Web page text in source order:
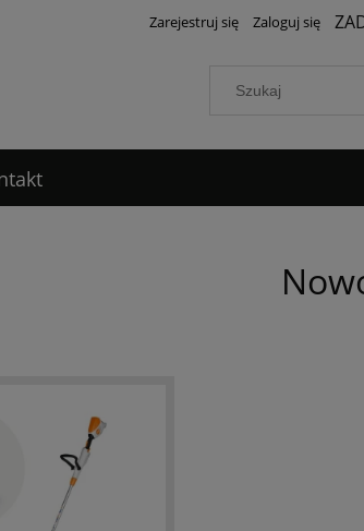
Zarejestruj się Zaloguj się